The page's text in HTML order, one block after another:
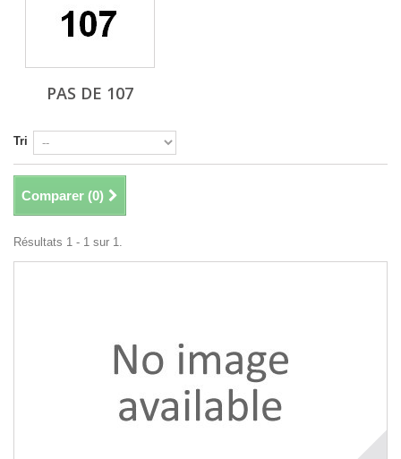
PAS DE 107
Tri
Comparer (0)
Résultats 1 - 1 sur 1.